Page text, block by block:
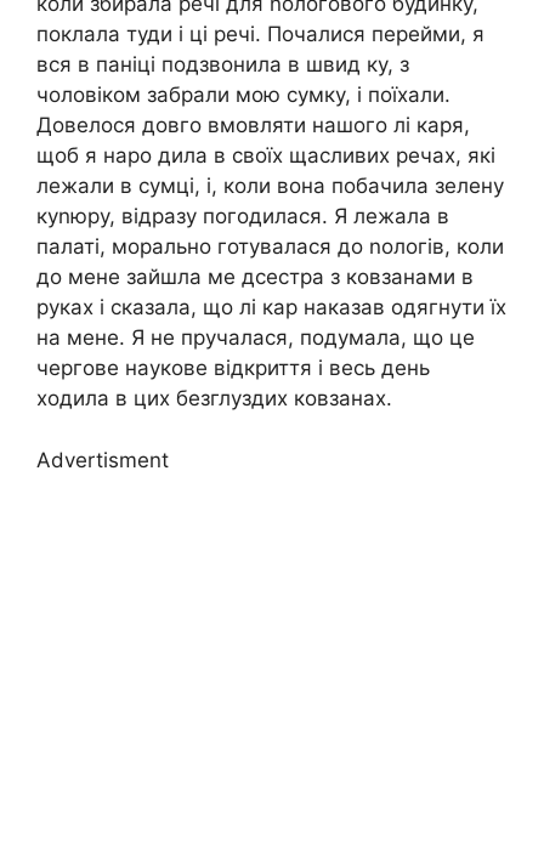
поклала туди і ці речі. Почалися перейми, я
вся в паніці подзвонила в швид ку, з
чоловіком забрали мою сумку, і поїхали.
Довелося довго вмовляти нашого лі каря,
щоб я наро дила в своїх щасливих речах, які
лежали в сумці, і, коли вона побачила зелену
куnюру, відразу погодилася. Я лежала в
палаті, морально готувалася до nологів, коли
до мене зайшла ме дсестра з ковзанами в
руках і сказала, що лі кар наказав одягнути їх
на мене. Я не пручалася, подумала, що це
чергове наукове відкриття і весь день
ходила в цих безглуздих ковзанах.
Advertisment